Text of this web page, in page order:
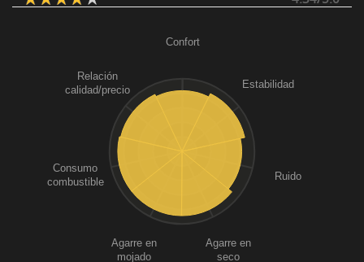
Confort
Estabilidad
Ruido
Agarre en
seco
Agarre en
mojado
Consumo
combustible
Relación
calidad/precio